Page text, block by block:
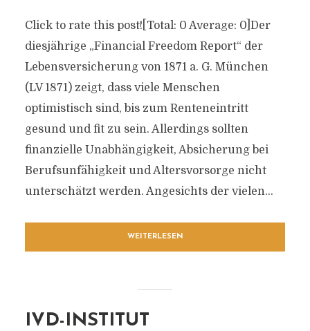
Click to rate this post![Total: 0 Average: 0]Der
diesjährige „Financial Freedom Report“ der
Lebensversicherung von 1871 a. G. München
(LV 1871) zeigt, dass viele Menschen
optimistisch sind, bis zum Renteneintritt
gesund und fit zu sein. Allerdings sollten
finanzielle Unabhängigkeit, Absicherung bei
Berufsunfähigkeit und Altersvorsorge nicht
unterschätzt werden. Angesichts der vielen...
WEITERLESEN
IVD-INSTITUT